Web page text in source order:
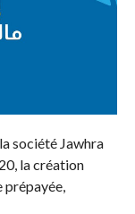
société Jawhra
la création
prépayée,